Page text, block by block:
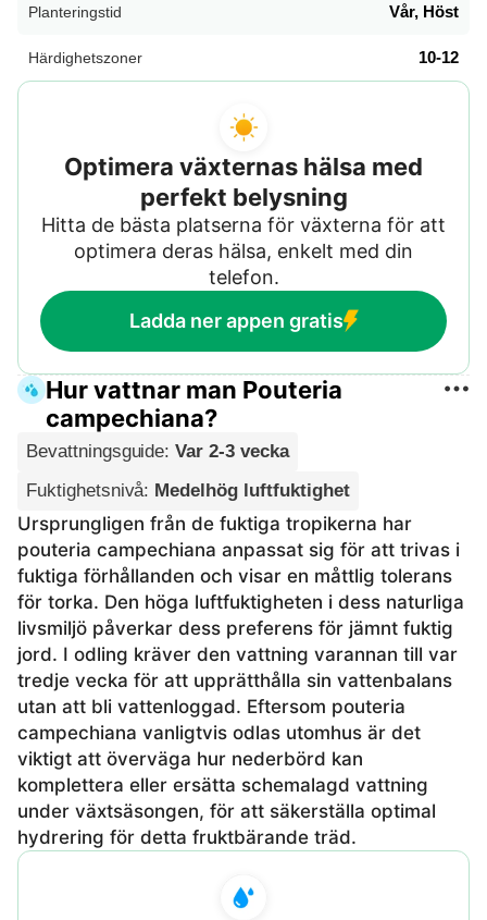
Planteringstid Vår, Höst
Härdighetszoner 10-12
Optimera växternas hälsa med
perfekt belysning
Hitta de bästa platserna för växterna för att
optimera deras hälsa, enkelt med din
telefon.
Ladda ner appen gratis
Hur vattnar man Pouteria
campechiana?
Bevattningsguide: Var 2-3 vecka
Fuktighetsnivå: Medelhög luftfuktighet
Ursprungligen från de fuktiga tropikerna har
pouteria campechiana anpassat sig för att trivas i
fuktiga förhållanden och visar en måttlig tolerans
för torka. Den höga luftfuktigheten i dess naturliga
livsmiljö påverkar dess preferens för jämnt fuktig
jord. I odling kräver den vattning varannan till var
tredje vecka för att upprätthålla sin vattenbalans
utan att bli vattenloggad. Eftersom pouteria
campechiana vanligtvis odlas utomhus är det
viktigt att överväga hur nederbörd kan
komplettera eller ersätta schemalagd vattning
under växtsäsongen, för att säkerställa optimal
hydrering för detta fruktbärande träd.